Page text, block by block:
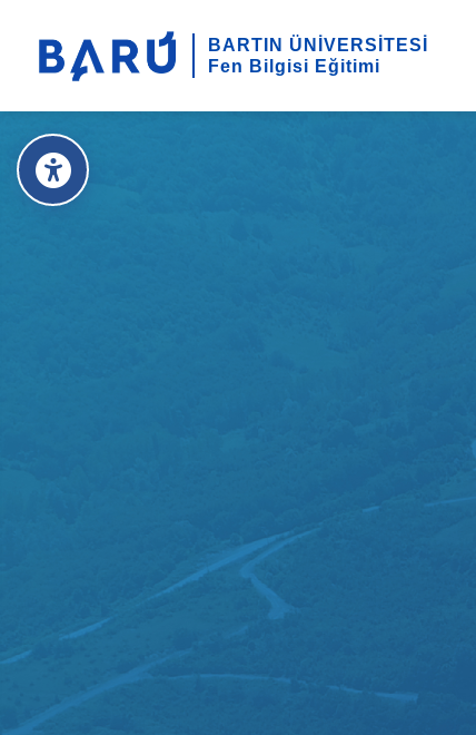
BARTIN ÜNİVERSİTESİ
Fen Bilgisi Eğitimi